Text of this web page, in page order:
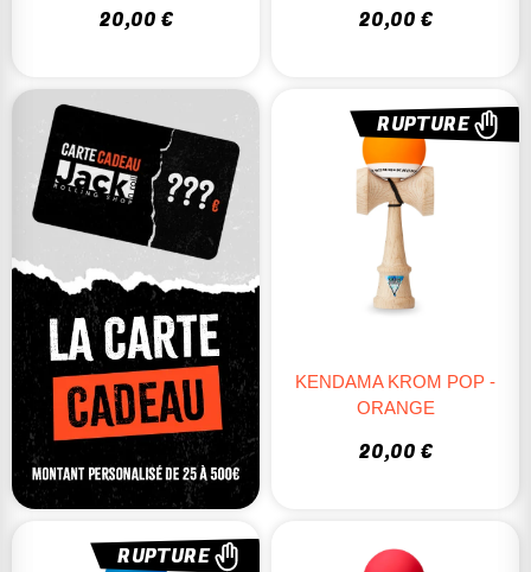
20,00 € 20,00 €
RUPTURE
KENDAMA KROM POP -
ORANGE
20,00 €
RUPTURE